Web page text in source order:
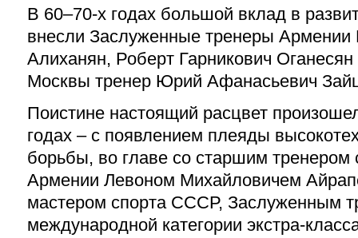
В 60–70-х годах большой вклад в
внесли Заслуженные тренеры Армении
Алиханян, Роберт Гарникович
Москвы тренер Юрий Афанасьевич
Поистине настоящий расцвет
годах – с появлением плеяды
борьбы, во главе со старшим
Армении Левоном Михайловичем
мастером спорта СССР, Заслуженным
международной категории экстра-